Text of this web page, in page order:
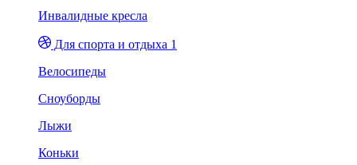
Инвалидные кресла
Для спорта и отдыха 1
Велосипеды
Сноуборды
Лыжи
Коньки